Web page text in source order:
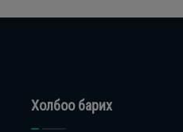
Холбоо барих